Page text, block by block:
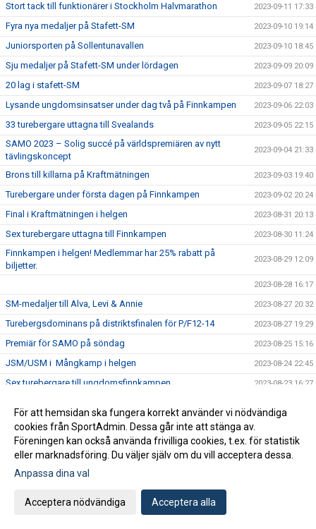
Stort tack till funktionärer i Stockholm Halvmarathon 2023-09-11 17:33
Fyra nya medaljer på Stafett-SM 2023-09-10 19:14
Juniorsporten på Sollentunavallen 2023-09-10 18:45
Sju medaljer på Stafett-SM under lördagen 2023-09-09 20:09
20 lag i stafett-SM 2023-09-07 18:27
Lysande ungdomsinsatser under dag två på Finnkampen 2023-09-06 22:03
33 turebergare uttagna till Svealands 2023-09-05 22:15
SAMO 2023 – Solig succé på världspremiären av nytt
tävlingskoncept
2023-09-04 21:33
Brons till killarna på Kraftmätningen 2023-09-03 19:40
Turebergare under första dagen på Finnkampen 2023-09-02 20:24
Final i Kraftmätningen i helgen 2023-08-31 20:13
Sex turebergare uttagna till Finnkampen 2023-08-30 11:24
Finnkampen i helgen! Medlemmar har 25% rabatt på
biljetter.
2023-08-29 12:09
2023-08-28 16:17
SM-medaljer till Alva, Levi & Annie 2023-08-27 20:32
Turebergsdominans på distriktsfinalen för P/F12-14 2023-08-27 19:29
Premiär för SAMO på söndag 2023-08-25 15:16
JSM/USM i Mångkamp i helgen 2023-08-24 22:45
Sex turebergare till ungdomsfinnkampen 2023-08-23 16:27
JSM/USM: Medalj till Lina, Alvah och Emil
JSM/USM: Brons till Jordan och William 2023-08-18 22:17
Hanna Hermansson och Andreas Almgren på VM
SAMO - Turebergs veterantävling för dig som är över 35 år!
JSM/USM i Täby i helgen
För att hemsidan ska fungera korrekt använder vi nödvändiga
cookies från SportAdmin. Dessa går inte att stänga av.
Föreningen kan också använda frivilliga cookies, t.ex. för statistik
eller marknadsföring. Du väljer själv om du vill acceptera dessa.
Anpassa dina val
Acceptera nödvändiga Acceptera alla